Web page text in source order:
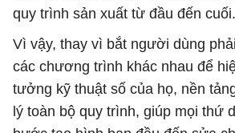
quy trình sản xuất từ ​​đầu đến cuối.
Vì vậy, thay vì bắt người dùng
các chương trình khác nhau để
tưởng kỹ thuật số của họ, nền
lý toàn bộ quy trình, giúp mọi thứ